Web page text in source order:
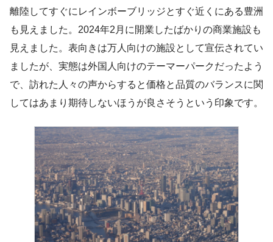
離陸してすぐにレインボーブリッジとすぐ近くにある豊洲
も見えました。2024年2月に開業したばかりの商業施設も
見えました。表向きは万人向けの施設として宣伝されてい
ましたが、実態は外国人向けのテーマーパークだったよう
で、訪れた人々の声からすると価格と品質のバランスに関
してはあまり期待しないほうが良さそうという印象です。